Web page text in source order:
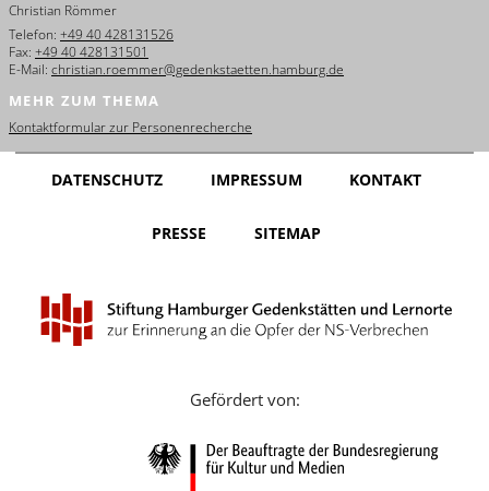
Français
Dansk
Español
Nederlands
Português
Русский
Christian Römmer
Telefon: +49 40 428131526
Fax: +49 40 428131501
E-Mail: christian.roemmer@gedenkstaetten.hamburg.de
MEHR ZUM THEMA
Kontaktformular zur Personenrecherche
DATENSCHUTZ IMPRESSUM KONTAKT
PRESSE SITEMAP
Gefördert von: